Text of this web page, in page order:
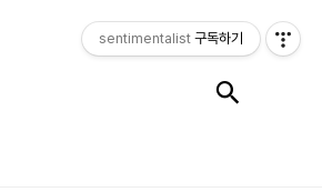
sentimentalist 구독하기